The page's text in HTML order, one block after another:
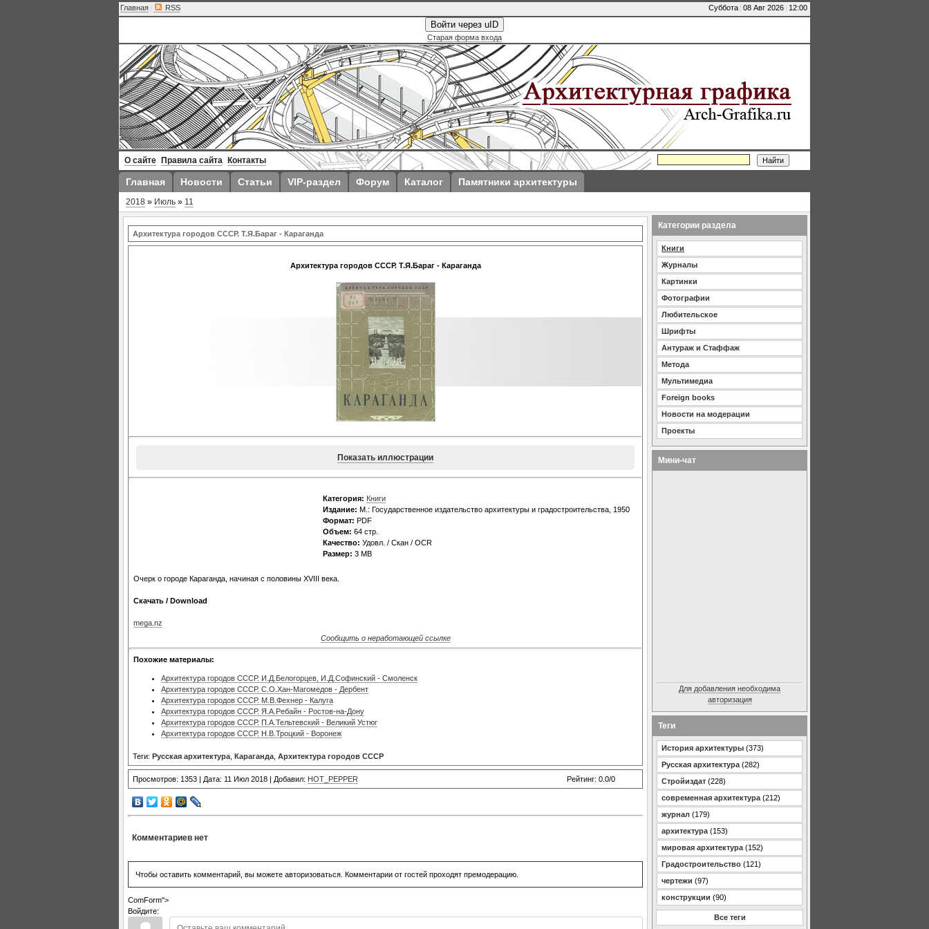
Суббота | 08 Авг 2026 | 12:00
Главная | RSS
Войти через uID
Старая форма входа
О сайте Правила сайта Контакты
Главная Новости Статьи VIP-раздел Форум Каталог Памятники архитектуры
2018 » Июль » 11
Архитектура городов СССР. Т.Я.Бараг - Караганда
Архитектура городов СССР. Т.Я.Бараг - Караганда
Показать иллюстрации
Категория: Книги
Издание: М.: Государственное издательство архитектуры и градостроительства, 1950
Формат: PDF
Объем: 64 стр.
Качество: Удовл. / Скан / OCR
Размер: 3 MB
Очерк о городе Караганда, начиная с половины XVIII века.
Скачать / Download
mega.nz
Сообщить о неработающей ссылке
Похожие материалы:
Архитектура городов СССР. И.Д.Белогорцев, И.Д.Софинский - Смоленск
Архитектура городов СССР. С.О.Хан-Магомедов - Дербент
Архитектура городов СССР. М.В.Фехнер - Калуга
Архитектура городов СССР. Я.А.Ребайн - Ростов-на-Дону
Архитектура городов СССР. П.А.Тельтевский - Великий Устюг
Архитектура городов СССР. Н.В.Троцкий - Воронеж
Теги: Русская архитектура Караганда Архитектура городов СССР
Просмотров: 1353 | Дата: 11 Июл 2018 | Добавил: HOT_PEPPER Рейтинг: 0.0/0
Комментариев нет
Чтобы оставить комментарий, вы можете авторизоваться. Комментарии от гостей проходят премодерацию.
ComForm">
Войдите:
Категории раздела
Книги
Журналы
Картинки
Фотографии
Любительское
Шрифты
Антураж и Стаффаж
Метода
Мультимедиа
Foreign books
Новости на модерации
Проекты
Мини-чат
Для добавления необходима
авторизация
Теги
История архитектуры (373)
Русская архитектура (282)
Стройиздат (228)
современная архитектура (212)
журнал (179)
архитектура (153)
мировая архитектура (152)
Градостроительство (121)
чертежи (97)
конструкции (90)
Все теги